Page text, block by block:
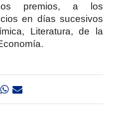
premios, a los
en días sucesivos
Literatura, de la